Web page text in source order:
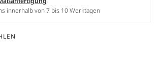
innerhalb von 7 bis 10 Werktagen